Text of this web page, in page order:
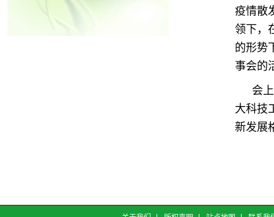
疫情散
领下，
的形势
事会的
会
大科技
新发展